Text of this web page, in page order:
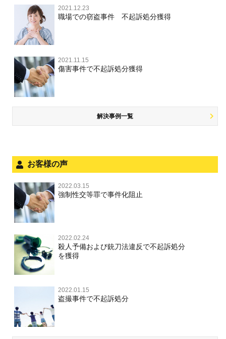
自転車事故
銃刀法違反
風営法・風適法違反
文書偽造・偽造文書行使
不正競争防止法
住居侵入等
名誉棄損・侮辱
刑事事件で被疑者を不起訴処分にするには
事件を秘密にするためにとるべき行動とは
自首・出頭の不安や悩みを解消するためには
逮捕・監禁
略取・誘拐・人身売買
器物損壊
業務妨害
公務執行妨害
監護者わいせつ
不同意性交等・監護者性交等
淫行・援助交際
公然わいせつ罪，わいせつ物頒布罪，淫行勧誘罪
児童ポルノ，リベンジポルノ
風営法・風適法違反
詐欺罪
恐喝罪
横領・背任
盗品売買・譲り受け等
知的財産と刑事事件
覚せい剤
大麻
麻薬及び向精神薬
危険ドラッグ
交通違反・交通事故 TOP
人身事故・死亡事故
ひき逃げ・当て逃げ
無免許運転
飲酒運転
その他
その他 TOP
商標法違反
放火・失火
犯罪収益移転防止法違反
ストーカー事件
銃刀法違反
児童虐待・保護責任者遺棄
文書偽造・偽造文書行使
不正競争防止法
住居侵入等
名誉毀損・侮辱
国選弁護士と私選弁護士の違い
裁判員裁判
司法取引・刑事免責
取調べの注意点
少年事件の手続と特色
法人と刑事事件（脱税関係，従業員逮捕，予防法務等）
2021.12.23
職場での窃盗事件 不起訴処分獲得
2021.11.15
傷害事件で不起訴処分獲得
解決事例一覧
お客様の声
2022.03.15
強制性交等罪で事件化阻止
2022.02.24
殺人予備および銃刀法違反で不起訴処分
を獲得
2022.01.15
盗撮事件で不起訴処分